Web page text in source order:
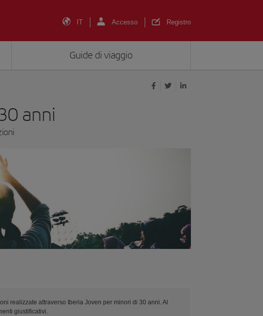
IT Accesso Registro
Guide di viaggio
anni
realizzate attraverso Iberia Joven per minori di 30 anni. Al
giustificativi.